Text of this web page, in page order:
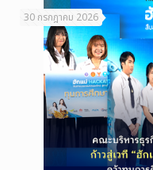
30 กรกฎาคม 2026